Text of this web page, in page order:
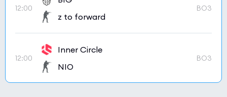
12:00
z to forward
BO3
12:00
Inner Circle
NIO
BO3